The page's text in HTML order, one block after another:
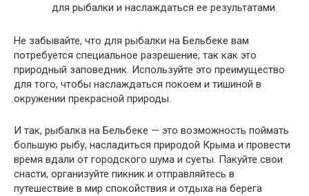
для рыбалки и наслаждаться ее результатами.
Не забывайте, что для рыбалки на Бельбеке вам
потребуется специальное разрешение, так как это
природный заповедник. Используйте это преимущество
для того, чтобы наслаждаться покоем и тишиной в
окружении прекрасной природы.
И так, рыбалка на Бельбеке — это возможность поймать
большую рыбу, насладиться природой Крыма и провести
время вдали от городского шума и суеты. Пакуйте свои
снасти, организуйте пикник и отправляйтесь в
путешествие в мир спокойствия и отдыха на берега